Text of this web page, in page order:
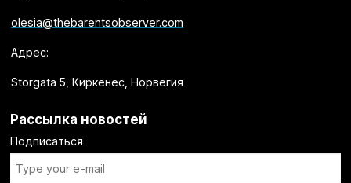
olesia@thebarentsobserver.com
Адрес:
Storgata 5, Киркенес, Норвегия
Рассылка новостей
Подписаться